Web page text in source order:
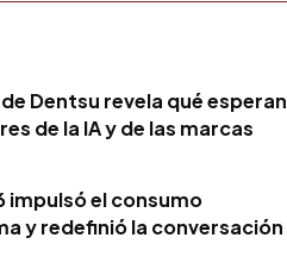
Dentsu revela qué esperan
de la IA y de las marcas
impulsó el consumo
y redefinió la conversación